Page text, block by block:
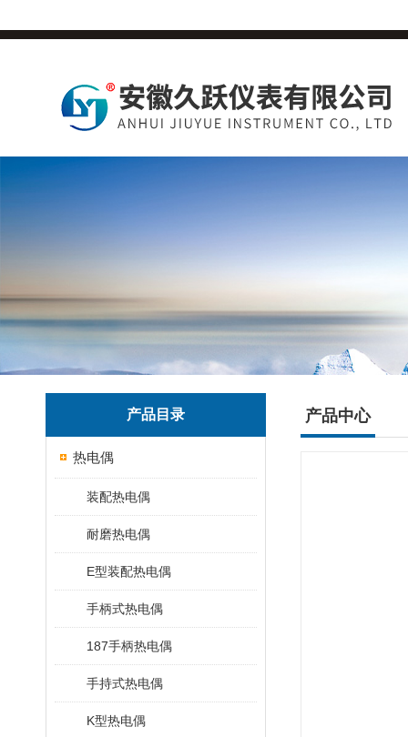
产品目录
热电偶
装配热电偶
耐磨热电偶
E型装配热电偶
手柄式热电偶
187手柄热电偶
手持式热电偶
K型热电偶
产品中心